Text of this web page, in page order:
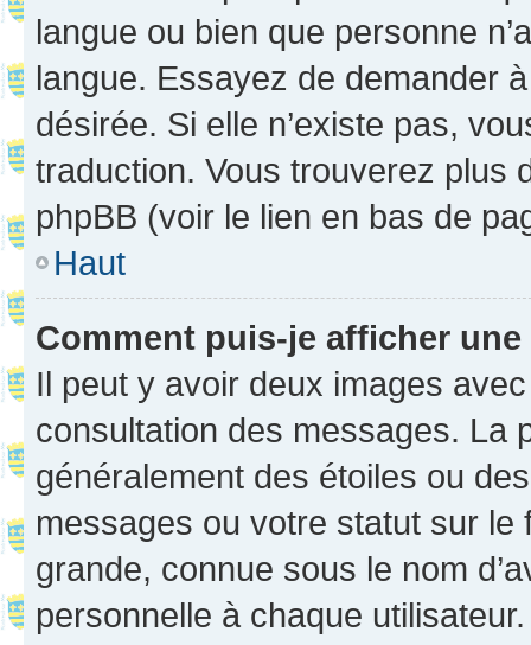
langue ou bien que personne
langue. Essayez de demander
désirée. Si elle n’existe pas,
traduction. Vous trouverez plus
phpBB (voir le lien en bas de
Haut
Comment puis-je afficher
Il peut y avoir deux images
consultation des messages. La
généralement des étoiles ou
messages ou votre statut sur
grande, connue sous le nom
personnelle à chaque utilisateur.